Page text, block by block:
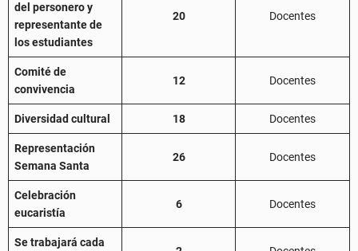
del personero y
representante de
los estudiantes
20 Docentes
Comité de
convivencia
12 Docentes
Diversidad cultural 18 Docentes
Representación
Semana Santa
26 Docentes
Celebración
eucaristía
6 Docentes
Se trabajará cada